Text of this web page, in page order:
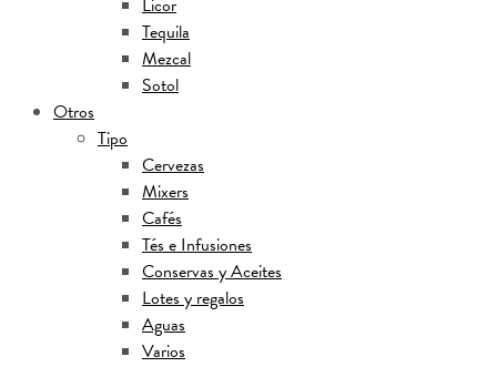
Licor
Tequila
Mezcal
Sotol
Otros
Tipo
Cervezas
Mixers
Cafés
Tés e Infusiones
Conservas y Aceites
Lotes y regalos
Aguas
Varios